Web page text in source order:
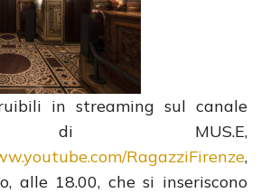
in streaming sul canale
di MUS.E,
RagazziFirenze,
alle 18.00, che si inseriscono